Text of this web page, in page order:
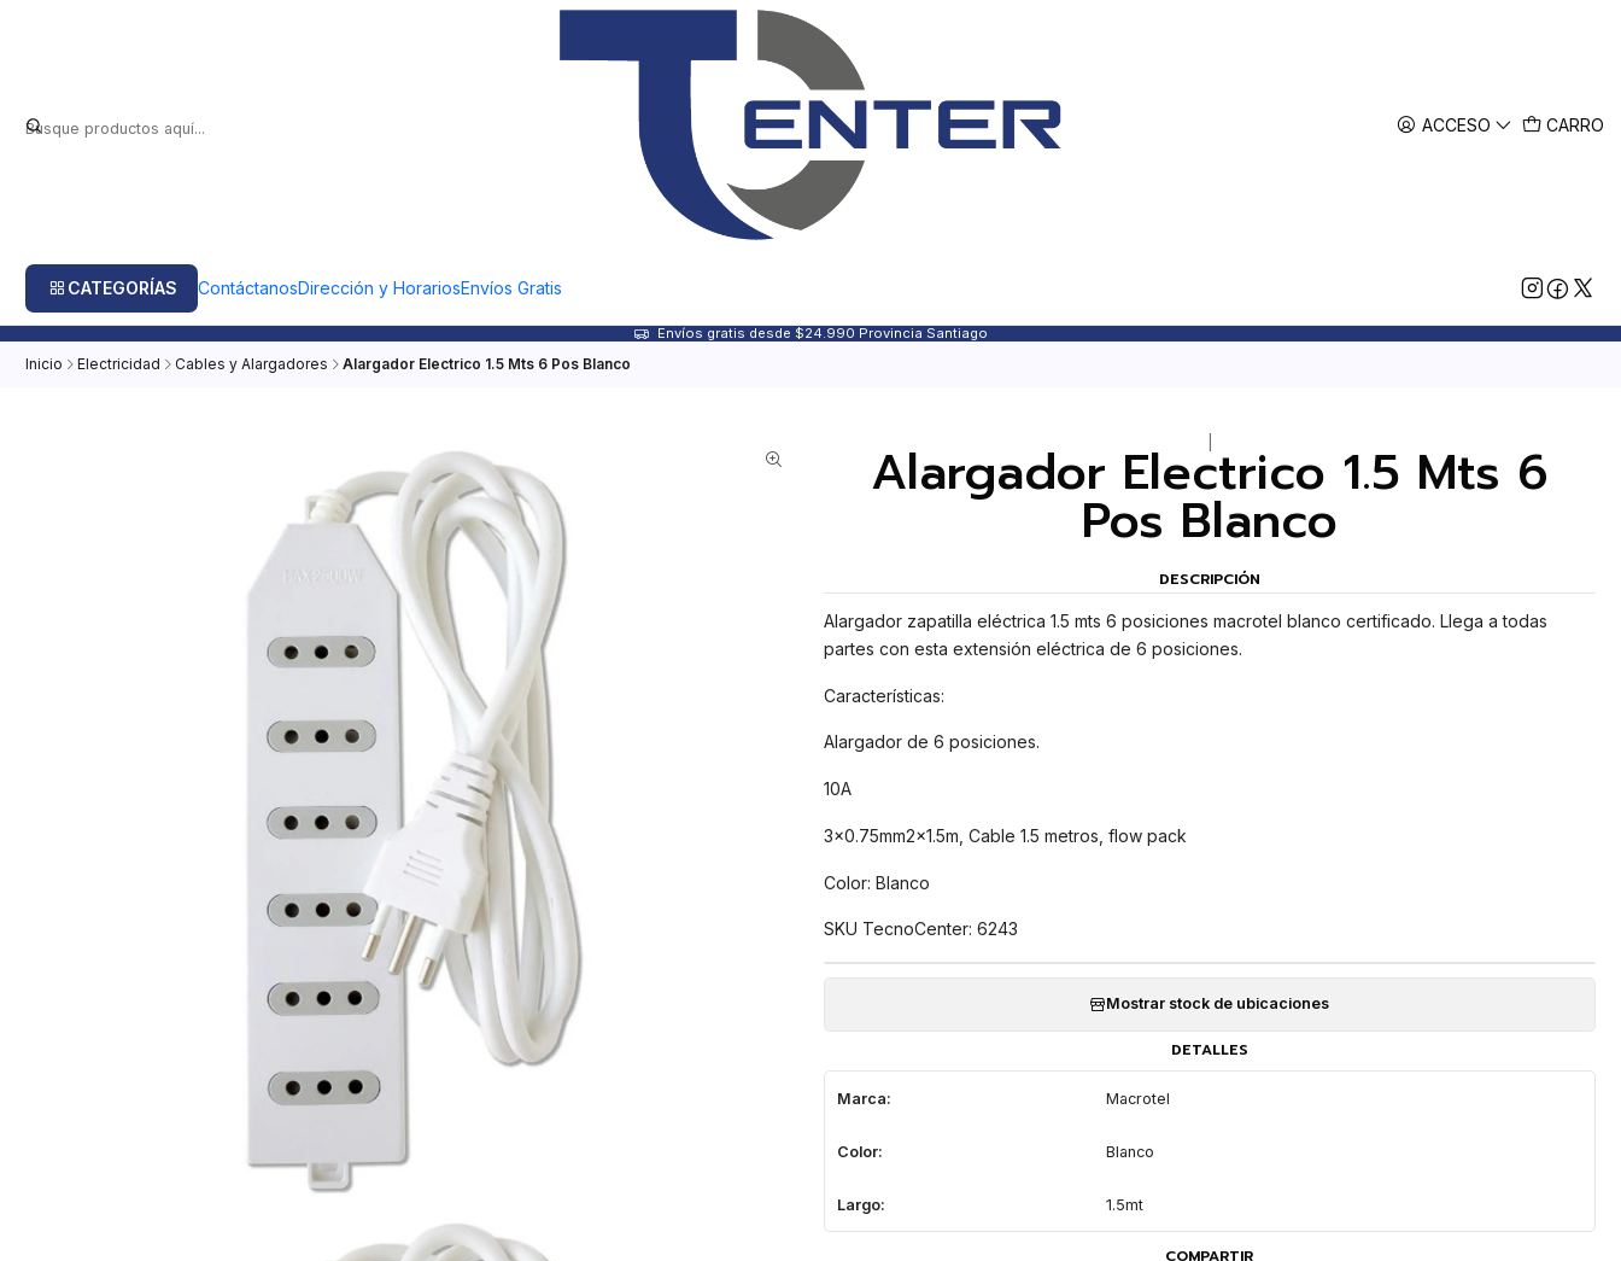
ACCESO CARRO
CATEGORÍAS ContáctanosDirección y HorariosEnvíos Gratis
Envíos gratis desde $24.990 Provincia Santiago
Inicio Electricidad Cables y Alargadores Alargador Electrico 1.5 Mts 6 Pos Blanco
Alargador Electrico 1.5 Mts 6
Pos Blanco
DESCRIPCIÓN
Alargador zapatilla eléctrica 1.5 mts 6 posiciones macrotel blanco certificado. Llega a todas
partes con esta extensión eléctrica de 6 posiciones.
Características:
Alargador de 6 posiciones.
10A
3x0.75mm2x1.5m, Cable 1.5 metros, flow pack
Color: Blanco
SKU TecnoCenter: 6243
Mostrar stock de ubicaciones
DETALLES
Marca: Macrotel
Color: Blanco
Largo: 1.5mt